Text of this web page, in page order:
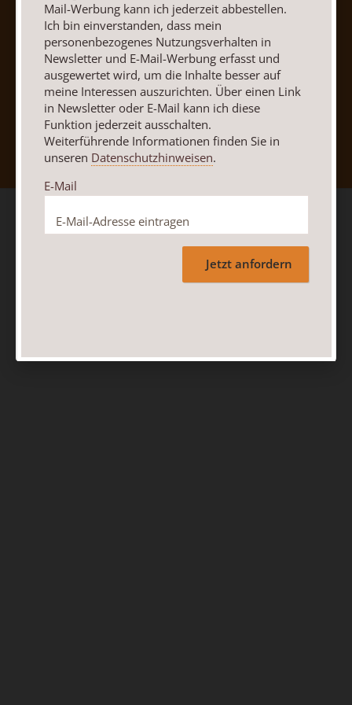
Nach oben
Mail-Werbung kann ich jederzeit abbestellen.
Ich bin einverstanden, dass mein
personenbezogenes Nutzungsverhalten in
Newsletter und E-Mail-Werbung erfasst und
ausgewertet wird, um die Inhalte besser auf
meine Interessen auszurichten. Über einen Link
in Newsletter oder E-Mail kann ich diese
Funktion jederzeit ausschalten.
Weiterführende Informationen finden Sie in
unseren Datenschutzhinweisen.
E-Mail
Jetzt anfordern